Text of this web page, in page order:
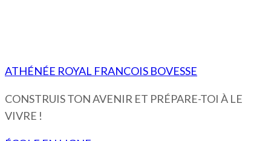
ATHÉNÉE ROYAL FRANCOIS BOVESSE
CONSTRUIS TON AVENIR ET PRÉPARE-TOI À LE
VIVRE !